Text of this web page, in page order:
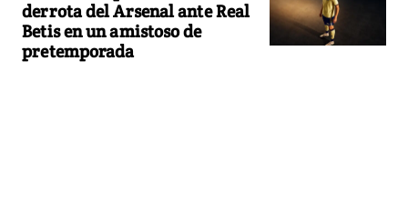
derrota del Arsenal ante Real
Betis en un amistoso de
pretemporada